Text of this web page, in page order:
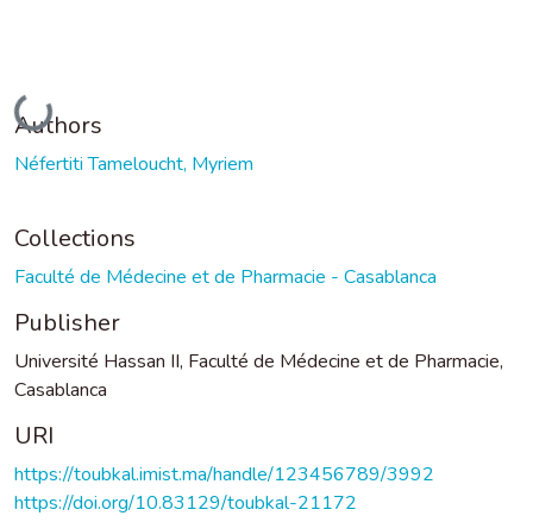
Loading...
Authors
Néfertiti Tameloucht, Myriem
Collections
Faculté de Médecine et de Pharmacie - Casablanca
Publisher
Université Hassan II, Faculté de Médecine et de Pharmacie,
Casablanca
URI
https://toubkal.imist.ma/handle/123456789/3992
https://doi.org/10.83129/toubkal-21172